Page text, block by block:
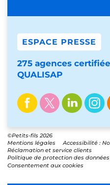
ESPACE PRESSE
275 agences
QUALISAP
©Petits-fils 2026
Mentions légales
Accessibilité :
Réclamation et service clients
Politique de protection des
Consentement aux cookies